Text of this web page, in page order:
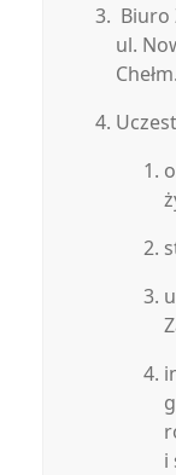
Biuro
ul.
Chełm.
i